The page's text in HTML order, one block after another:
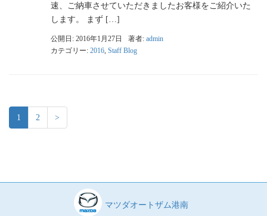
速、ご納車させていただきましたお客様をご紹介いた
します。 まず […]
公開日: 2016年1月27日 著者: admin
カテゴリー: 2016, Staff Blog
1 2 >
マツダオートザム港南